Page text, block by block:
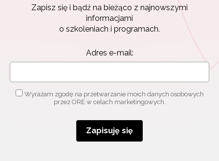
Zapisz się i bądź na bieżąco z najnowszymi
informacjami
o szkoleniach i programach.
Adres e-mail:
Wyrażam zgodę na przetwarzanie moich danych osobowych
przez ORE w celach marketingowych.
Zapisuję się